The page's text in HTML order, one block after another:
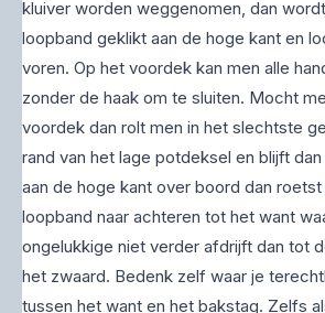
kluiver worden weggenomen, dan
loopband geklikt aan de hoge kant en
voren. Op het voordek kan men alle
zonder de haak om te sluiten. Mocht
voordek dan rolt men in het slechtste
rand van het lage potdeksel en blijft dan
aan de hoge kant over boord dan roetst
loopband naar achteren tot het want
ongelukkige niet verder afdrijft dan tot
het zwaard. Bedenk zelf waar je
tussen het want en het bakstag. Zelfs